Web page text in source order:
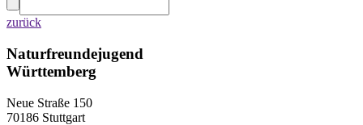
zurück
Naturfreundejugend
Württemberg
Neue Straße 150
70186 Stuttgart